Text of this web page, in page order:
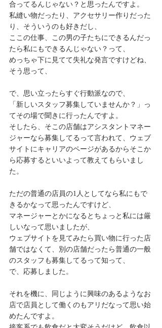
合ってるんじゃない？と思ったんですよ。
私縫い物だったり、アクセサリー作りだった
り、そういうのも好きだし、
ここの仕事、この男の子たちにできるんだっ
たら私にもできるんじゃない？って、
めっちゃ下に見てて失礼な発言ですけどね、
そう思って、
で、思い立ったらすぐ行動派なので、
「新しいスタッフ募集していませんか？」っ
てその場で聞きに行ったんですよ。
そしたら、そこの店舗はアシスタントマネー
ジャーなら募集してるって言われて、ウェブ
サイトにキャリアのページがあるからそこか
ら応募するといいよって教えてもらいまし
た。
ただの普通の店員の1人としてなら私にもで
きるかなって思ったんですけど、
マネージャーとかになるとちょっと私には厳
しいなって思いましたが、
ウェブサイトを見てみたら買い物に行った店
舗ではなくて、別の店舗だったら普通の一般
のスタッフも募集してるって知って、
で、応募しました。
それを機に、同じように興味のあるようなお
店で店員として働くのもアリだなって思い始
めたんですよ。